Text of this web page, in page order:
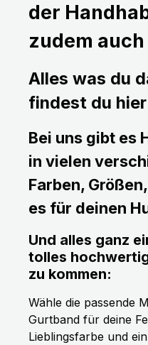
der
zudem auch
Alles was du
findest du
Bei uns gibt es
in vielen
Farben,
es für deinen
Und alles ganz
tolles
zu kommen:
Wähle die passende
Gurtband für deine
Lieblingsfarbe und